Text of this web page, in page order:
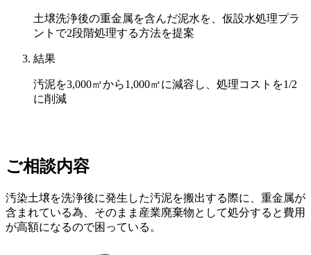
土壌洗浄後の重金属を含んだ泥水を、仮設水処理プラ
ントで2段階処理する方法を提案
結果
汚泥を3,000㎥から1,000㎥に減容し、処理コストを1/2
に削減
ご相談内容
汚染土壌を洗浄後に発生した汚泥を搬出する際に、重金属が
含まれている為、そのまま産業廃棄物として処分すると費用
が高額になるので困っている。